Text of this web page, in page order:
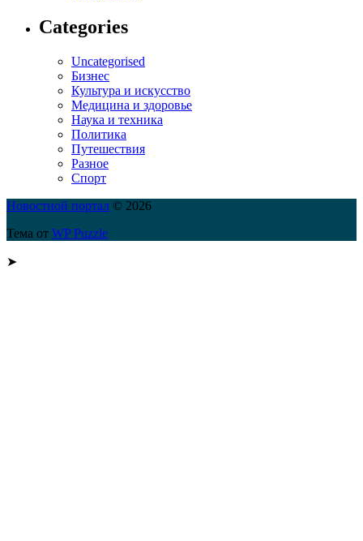
Categories
Uncategorised
Бизнес
Культура и искусство
Медицина и здоровье
Наука и техника
Политика
Путешествия
Разное
Спорт
Новостной портал © 2026
Тема от WP Puzzle
➤